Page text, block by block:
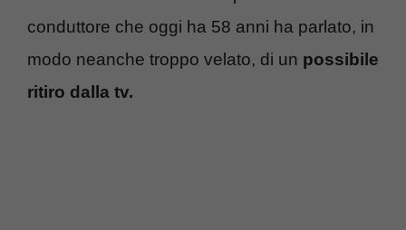
conduttore che oggi ha 58 anni ha parlato, in
modo neanche troppo velato, di un possibile
ritiro dalla tv.